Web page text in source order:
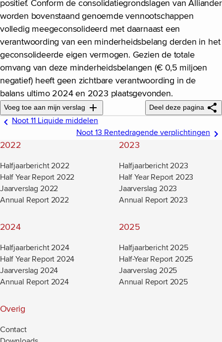
positief. Conform de consolidatiegrondslagen van Alliander
worden bovenstaand genoemde vennootschappen
volledig meegeconsolideerd met daarnaast een
verantwoording van een minderheidsbelang derden in het
geconsolideerde eigen vermogen. Gezien de totale
omvang van deze minderheidsbelangen (€ 0,5 miljoen
negatief) heeft geen zichtbare verantwoording in de
balans ultimo 2024 en 2023 plaatsgevonden.
Voeg toe aan mijn verslag Deel deze pagina
Noot 11 Liquide middelen
Noot 13 Rentedragende verplichtingen
2022
Halfjaarbericht 2022
Half Year Report 2022
Jaarverslag 2022
Annual Report 2022
2023
Halfjaarbericht 2023
Half Year Report 2023
Jaarverslag 2023
Annual Report 2023
2024
Halfjaarbericht 2024
Half Year Report 2024
Jaarverslag 2024
Annual Report 2024
2025
Halfjaarbericht 2025
Half-Year Report 2025
Jaarverslag 2025
Annual Report 2025
Overig
Contact